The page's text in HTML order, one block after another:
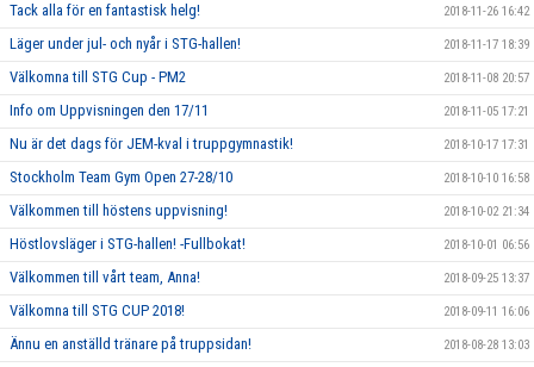
Tack alla för en fantastisk helg! 2018-11-26 16:42
Läger under jul- och nyår i STG-hallen! 2018-11-17 18:39
Välkomna till STG Cup - PM2 2018-11-08 20:57
Info om Uppvisningen den 17/11 2018-11-05 17:21
Nu är det dags för JEM-kval i truppgymnastik! 2018-10-17 17:31
Stockholm Team Gym Open 27-28/10 2018-10-10 16:58
Välkommen till höstens uppvisning! 2018-10-02 21:34
Höstlovsläger i STG-hallen! -Fullbokat! 2018-10-01 06:56
Välkommen till vårt team, Anna! 2018-09-25 13:37
Välkomna till STG CUP 2018! 2018-09-11 16:06
Ännu en anställd tränare på truppsidan! 2018-08-28 13:03